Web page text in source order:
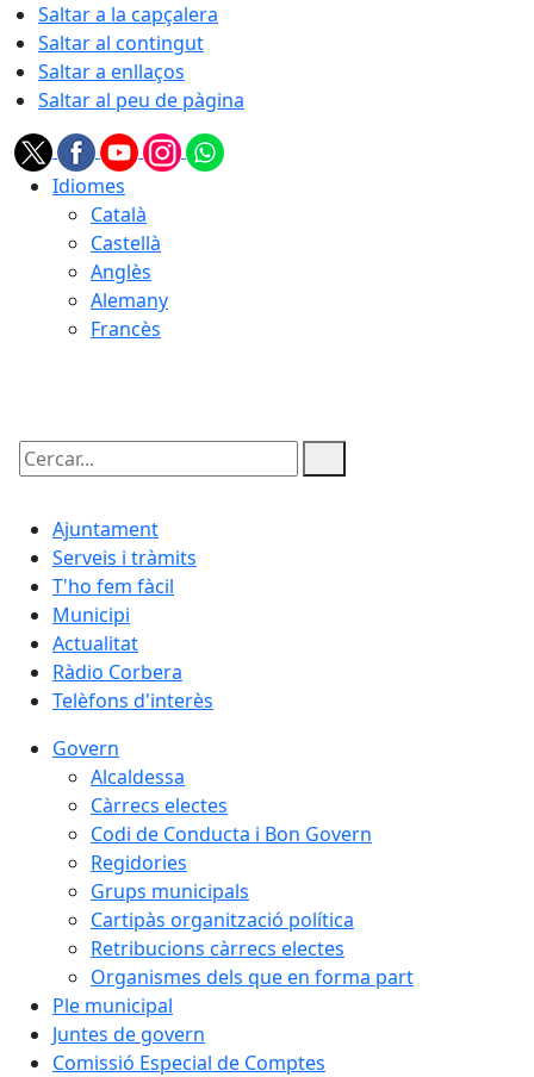
Saltar a la capçalera
Saltar al contingut
Saltar a enllaços
Saltar al peu de pàgina
Idiomes
Català
Castellà
Anglès
Alemany
Francès
Cercar:
Ajuntament
Serveis i tràmits
T'ho fem fàcil
Municipi
Actualitat
Ràdio Corbera
Telèfons d'interès
Govern
Alcaldessa
Càrrecs electes
Codi de Conducta i Bon Govern
Regidories
Grups municipals
Cartipàs organització política
Retribucions càrrecs electes
Organismes dels que en forma part
Ple municipal
Juntes de govern
Comissió Especial de Comptes